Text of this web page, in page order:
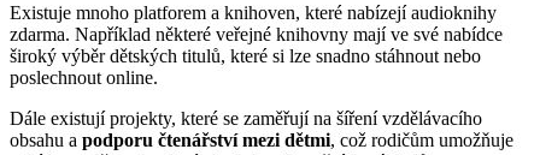
Existuje mnoho platforem a knihoven, které nabízejí audioknihy
zdarma. Například některé veřejné knihovny mají ve své nabídce
široký výběr dětských titulů, které si lze snadno stáhnout nebo
poslechnout online.
Dále existují projekty, které se zaměřují na šíření vzdělávacího
obsahu a podporu čtenářství mezi dětmi, což rodičům umožňuje